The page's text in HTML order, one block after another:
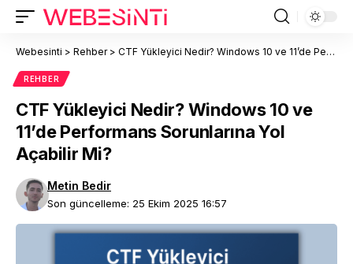
Webesinti > Rehber> CTF Yükleyici Nedir? Windows 10 ve 11’de Performans Sorunlarına Yol Açabilir Mi?
REHBER
CTF Yükleyici Nedir? Windows 10 ve
11’de Performans Sorunlarına Yol
Açabilir Mi?
Son güncelleme: 25 Ekim 2025 16:57
Metin Bedir